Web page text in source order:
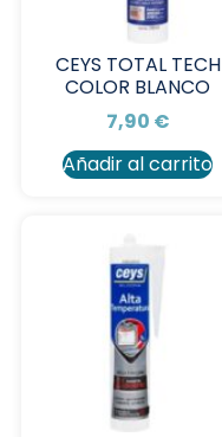
CEYS TOTAL TECH
COLOR BLANCO
7,90 €
Añadir al carrito